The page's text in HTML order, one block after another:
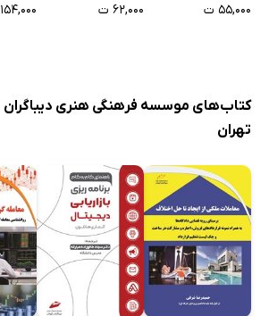
۵۵,۰۰۰ ت
۶۲,۰۰۰ ت
۱۵۴,۰۰۰ ت
کتاب‌های موسسه فرهنگی هنری دیباگران
تهران